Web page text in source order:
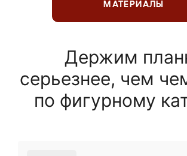
МАТЕРИАЛЫ
Держим
серьезнее, чем
по фигурному